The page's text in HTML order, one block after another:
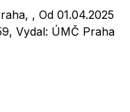
, Od 01.04.2025
Vydal: ÚMČ Praha